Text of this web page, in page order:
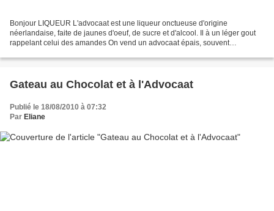
Bonjour LIQUEUR L'advocaat est une liqueur onctueuse d'origine
néerlandaise, faite de jaunes d'oeuf, de sucre et d'alcool. Il à un léger gout
rappelant celui des amandes On vend un advocaat épais, souvent
Gateau au Chocolat et à l'Advocaat
Publié le 18/08/2010 à 07:32
Par Eliane